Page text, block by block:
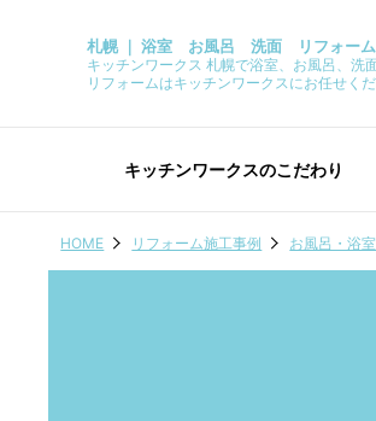
札幌 ｜ 浴室 お風呂 洗面 リフォーム
キッチンワークス 札幌で浴室、お風呂、洗
リフォームはキッチンワークスにお任せくだ
キッチンワークスのこだわり
HOME リフォーム施工事例 お風呂・浴